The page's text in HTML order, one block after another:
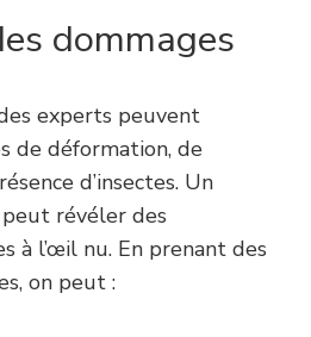
dommages
experts peuvent
de déformation, de
d’insectes. Un
révéler des
à l’œil nu. En prenant des
on peut :